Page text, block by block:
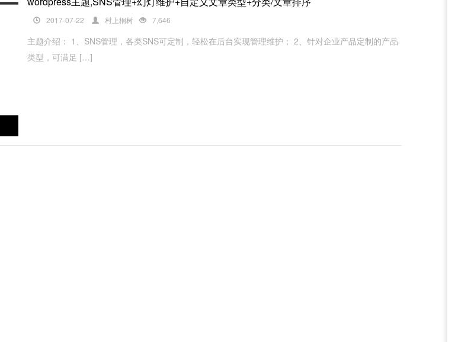
2017-07-22 村上桐树 7,646
主题介绍： 1、SNS管理，各类SNS可定制，轻松在后台实现管理维护； 2、针对企业产品定制的产品
类型，可满足 […]